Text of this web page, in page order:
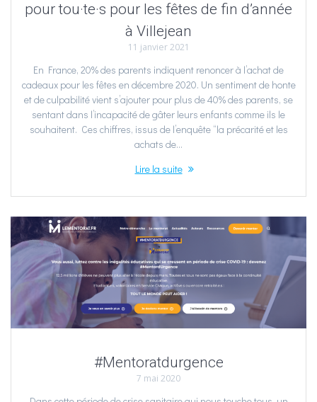
pour tou·te·s pour les fêtes de fin d’année
à Villejean
11 janvier 2021
En France, 20% des parents indiquent renoncer à l’achat de
cadeaux pour les fêtes en décembre 2020. Un sentiment de honte
et de culpabilité vient s’ajouter pour plus de 40% des parents, se
sentant dans l’incapacité de gâter leurs enfants comme ils le
souhaitent. Ces chiffres, issus de l’enquête “la précarité et les
achats de…
Lire la suite
#Mentoratdurgence
7 mai 2020